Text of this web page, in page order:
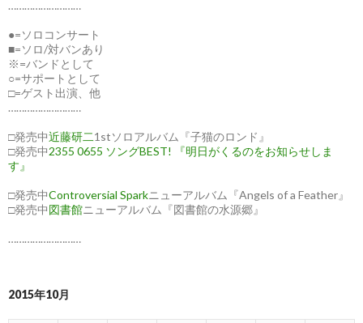
………………………
●=ソロコンサート
■=ソロ/対バンあり
※=バンドとして
○=サポートとして
□=ゲスト出演、他
………………………
□発売中近藤研二1stソロアルバム『子猫のロンド』
□発売中2355 0655 ソングBEST! 『明日がくるのをお知らせしま
す』
□発売中Controversial Sparkニューアルバム『Angels of a Feather』
□発売中図書館ニューアルバム『図書館の水源郷』
………………………
2015年10月